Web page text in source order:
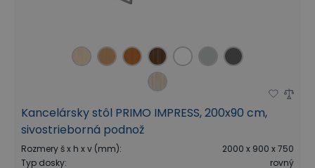
Kancelársky stôl PRIMO IMPRESS, 200x90 cm,
sivostrieborná podnož
Rozmery š x h x v (mm):
2000 x 900 x 750
Typ dosky: rovný